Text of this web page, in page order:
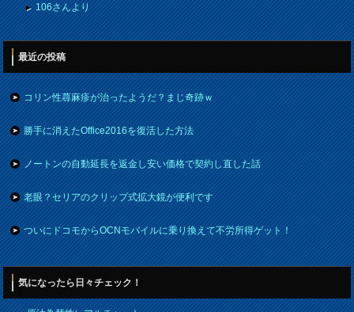
106さんより
最近の投稿
コリン性蕁麻疹が治ったようだ？まじ奇跡ｗ
勝手に消えたOffice2016を復活した方法
ノートンの自動延長を返金し安い価格で契約し直した話
老眼？セリアのクリップ式拡大鏡が便利です
ついにドコモからOCNモバイルに乗り換えて不労所得ゲット！
気になったら日々チェック！